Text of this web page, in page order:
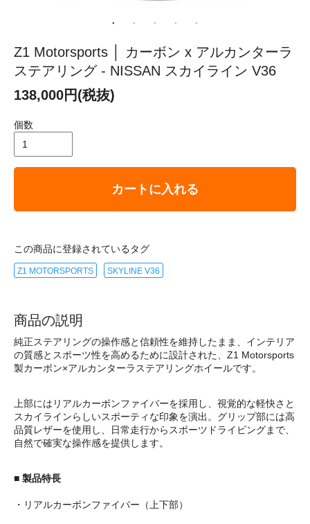
Z1 Motorsports │ カーボン x アルカンターラ
ステアリング - NISSAN スカイライン V36
138,000円(税抜)
個数
カートに入れる
この商品に登録されているタグ
Z1 MOTORSPORTS SKYLINE V36
商品の説明
純正ステアリングの操作感と信頼性を維持したまま、インテリア
の質感とスポーツ性を高めるために設計された、Z1 Motorsports
製カーボン×アルカンターラステアリングホイールです。
上部にはリアルカーボンファイバーを採用し、視覚的な軽快さと
スカイラインらしいスポーティな印象を演出。グリップ部には高
品質レザーを使用し、日常走行からスポーツドライビングまで、
自然で確実な操作感を提供します。
■ 製品特長
・リアルカーボンファイバー（上下部）